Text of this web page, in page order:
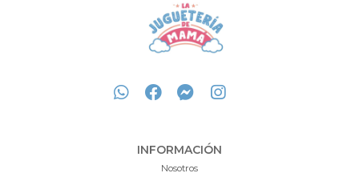
INFORMACIÓN
Nosotros